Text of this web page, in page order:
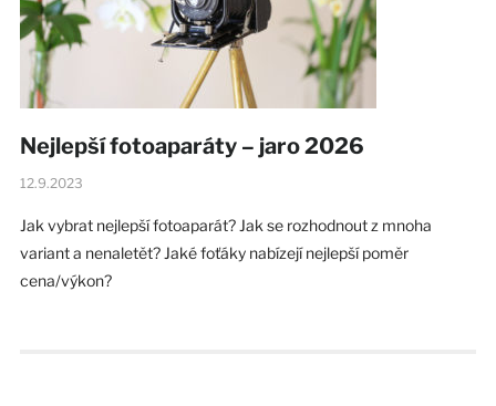
Nejlepší fotoaparáty – jaro 2026
12.9.2023
Jak vybrat nejlepší fotoaparát? Jak se rozhodnout z mnoha
variant a nenaletět? Jaké foťáky nabízejí nejlepší poměr
cena/výkon?